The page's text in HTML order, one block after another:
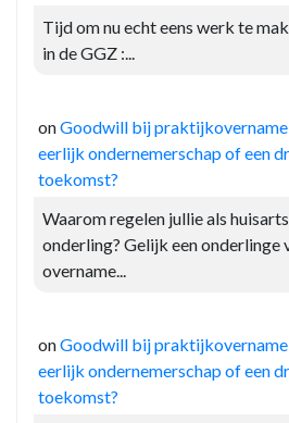
Tijd om nu echt eens werk te
in de GGZ :...
onGoodwill bij
eerlijk ondernemerschap of een
toekomst?
Waarom regelen jullie als
onderling? Gelijk een onderlinge
overname...
onGoodwill bij
eerlijk ondernemerschap of een
toekomst?